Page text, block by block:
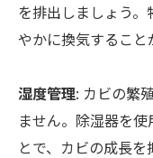
を排出しましょう
やかに換気すること
湿度管理: カビの繁
ません。除湿器を
とで、カビの成長を